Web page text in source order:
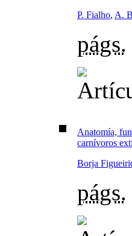
P. Fialho, A.
págs.
Anatomía,
carnívoros
Borja
págs.